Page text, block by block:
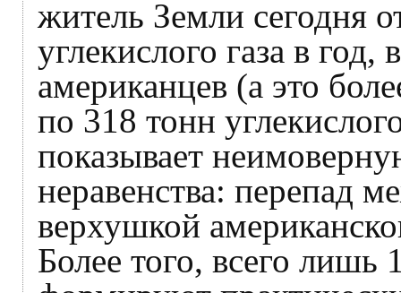
житель Земли сегодня
углекислого газа в
американцев (а это
по 318 тонн
показывает
неравенства: перепад
верхушкой
Более того, всего